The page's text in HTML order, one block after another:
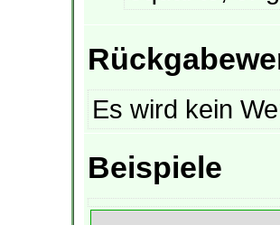
Es wird kein
Beispiele